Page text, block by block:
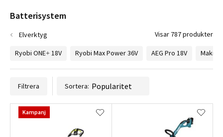
Filtrera Sortera:
Kampanj
Batterisystem
Elverktyg Visar 787 produkter
Ryobi ONE+ 18V Ryobi Max Power 36V AEG Pro 18V Makita